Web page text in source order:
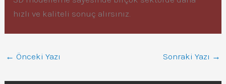
hızlı ve kaliteli sonuç alırsınız.
← Önceki Yazı Sonraki Yazı →